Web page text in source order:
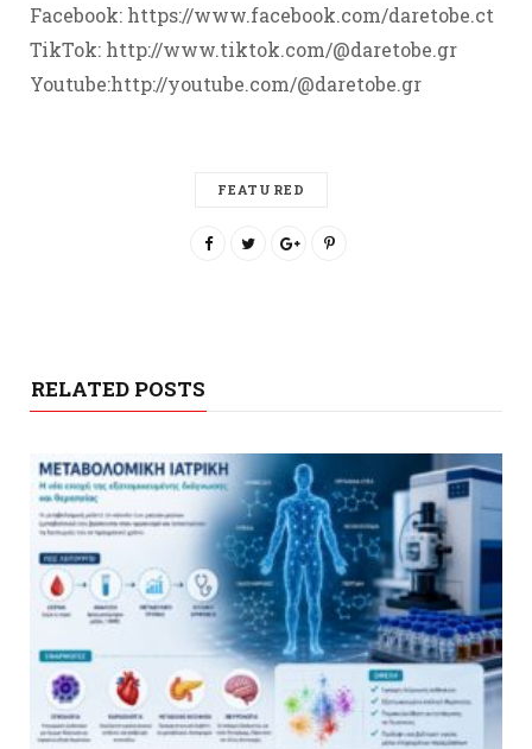
Facebook: https://www.facebook.com/daretobe.ct
TikTok: http://www.tiktok.com/@daretobe.gr
Youtube:http://youtube.com/@daretobe.gr
FEATURED
RELATED POSTS